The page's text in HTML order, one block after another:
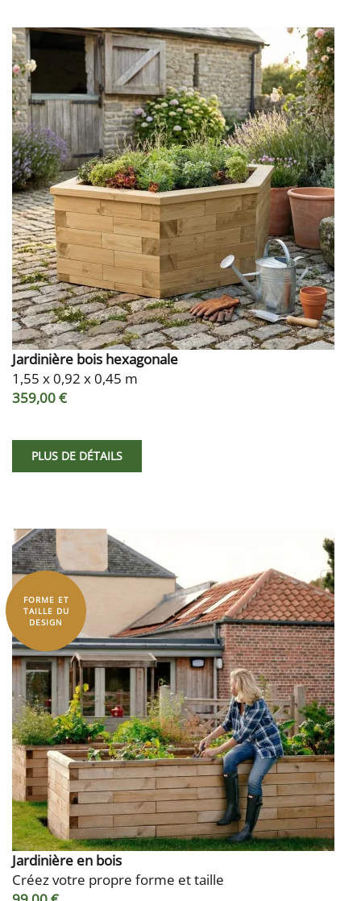
Jardinière bois hexagonale
1,55 x 0,92 x 0,45 m
359,00 €
PLUS DE DÉTAILS
FORME ET
TAILLE DU
DESIGN
Jardinière en bois
Créez votre propre forme et taille